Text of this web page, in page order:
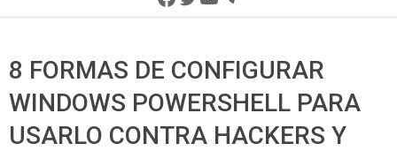
8 FORMAS DE CONFIGURAR
WINDOWS POWERSHELL PARA
USARLO CONTRA HACKERS Y